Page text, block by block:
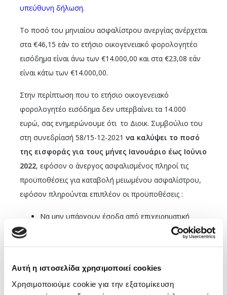
Αυτή η ιστοσελίδα χρησιμοποιεί cookies
Χρησιμοποιούμε cookie για την εξατομίκευση
υπεύθυνη δήλωση.
Το ποσό του μηνιαίου ασφαλίστρου ανεργίας ανέρχεται
στα €46,15 εάν το ετήσιο οικογενειακό φορολογητέο
εισόδημα είναι άνω των €14.000,00 και στα €23,08 εάν
είναι κάτω των €14.000,00.
Στην περίπτωση που το ετήσιο οικογενειακό
φορολογητέο εισόδημα δεν υπερβαίνει τα 14.000
ευρώ, σας ενημερώνουμε ότι το Διοικ. Συμβούλιο του
στη συνεδρίασή 58/15-12-2021 να καλύψει το ποσό
της εισφοράς για τους μήνες Ιανουάριο έως Ιούνιο
2022, εφόσον ο άνεργος ασφαλισμένος πληροί τις
προϋποθέσεις για καταβολή μειωμένου ασφαλίστρου,
εφόσον πληρούνται επιπλέον οι προϋποθέσεις :
Να μην υπάρχουν έσοδα από επιχειρηματική
δραστηριότητα ή μισθωτή απασχόληση κατά το
διάστημα της ανεργίας
Να μην έχετε ασφαλιστική ικανότητα σε άλλον
ασφαλιστικό φορέα